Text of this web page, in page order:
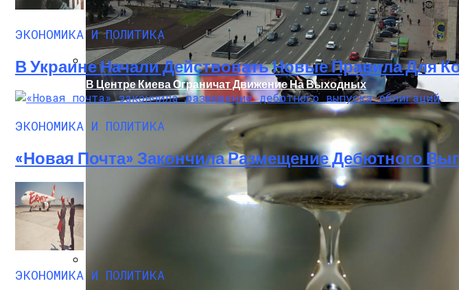
Международная Реакция На Тарифы Трампа: Что Стоит На Кону
Вредно, Но Выгодно: В США Запрет На Асбест Приняли Только
Кризис Безопасности На Гаити: Ужасающая Реальность
В Центре Киева Ограничат Движение На Выходных
ЭКОНОМИКА И ПОЛИТИКА
В Украине Начали Действовать Новые Правила Для
ЭКОНОМИКА И ПОЛИТИКА
«Новая Почта» Закончила Размещение Дебютного
ЭКОНОМИКА И ПОЛИТИКА